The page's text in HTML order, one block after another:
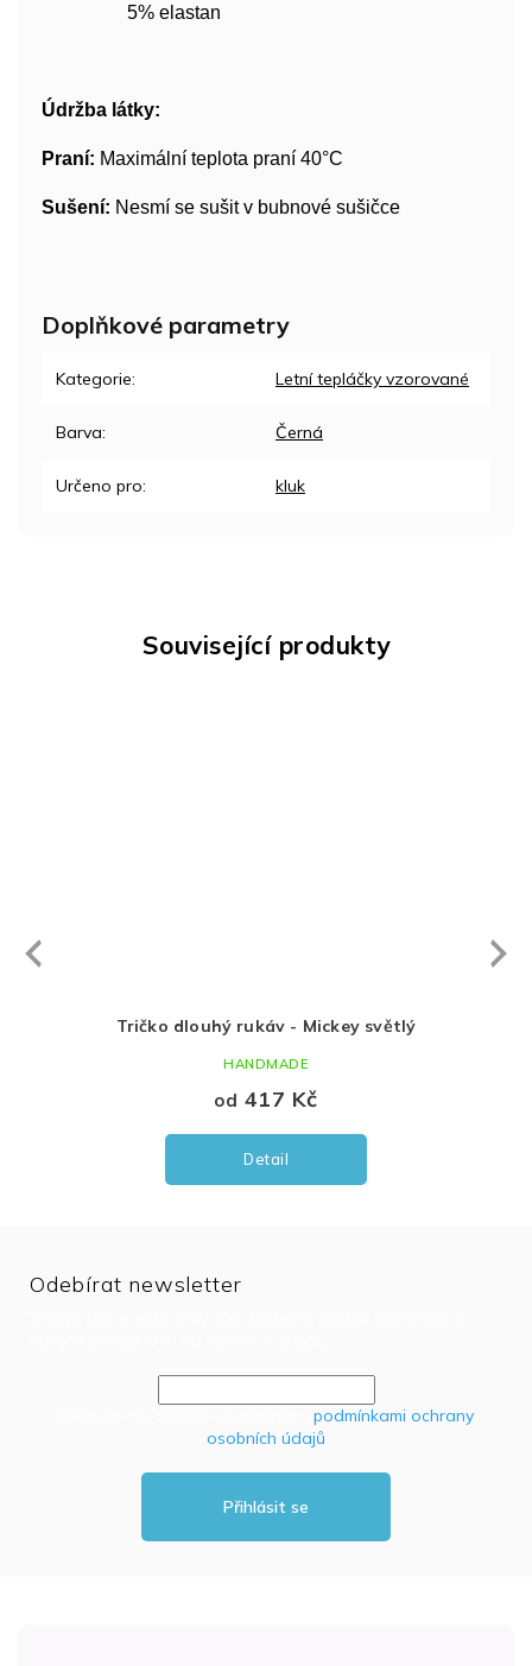
Související produkty
Tričko dlouhý rukáv - Mickey světlý
od 417 Kč
Detail
HANDMADE
Next
5% elastan
Údržba látky:
Praní: Maximální teplota praní 40°C
Sušení: Nesmí se sušit v bubnové sušičce
Doplňkové parametry
Kategorie: Letní tepláčky vzorované
Barva: Černá
Určeno pro: kluk
Odebírat newsletter
podmínkami ochrany
osobních údajů
Přihlásit se